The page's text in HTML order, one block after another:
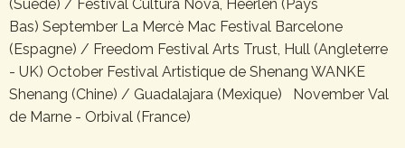
(Suède) / Festival Cultura Nova, Heerlen (Pays
Bas) September La Mercè Mac Festival Barcelone
(Espagne) / Freedom Festival Arts Trust, Hull (Angleterre
- UK) October Festival Artistique de Shenang WANKE
Shenang (Chine) / Guadalajara (Mexique) November Val
de Marne - Orbival (France)